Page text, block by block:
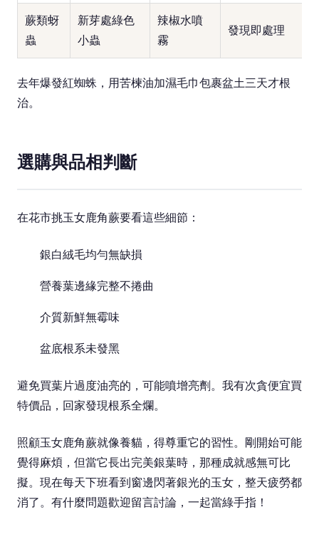
蕨類蚜
蟲
新芽處綠色
小蟲
辣椒水噴
霧
發現即處理
去年爆發紅蜘蛛，用苦楝油加濕毛巾包裹盆土三天才根
治。
選購與品相判斷
在花市挑玉女鹿角蕨要看這些細節：
銀白絨毛均勻無缺損
營養葉邊緣完整不捲曲
介質新鮮無霉味
盆底根系未發黑
避免買葉片過度油亮的，可能噴增亮劑。我有次貪便宜買
特價品，回家發現根系全爛。
照顧玉女鹿角蕨就像養貓，得尊重它的習性。剛開始可能
覺得麻煩，但當它長出完美銀葉時，那種成就感無可比
擬。現在每天下班看到窗邊閃著銀光的玉女，整天疲勞都
消了。有什麼問題歡迎留言討論，一起當綠手指！